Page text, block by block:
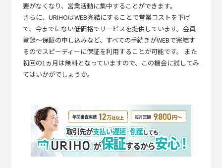
要がなくなり、営業活動に集中することができます。
さらに、URIHOはWEB完結にすることで営業コストを下げ
て、今までにない低価格でサービスを提供しています。会員
登録～保証の申し込みなど、すべての手続きがWEBで完結す
るのでスピーディーに保証を利用することが可能です。 また
初回の1ヵ月は無料となっていますので、この機会に試してみ
てはいかがでしょうか。